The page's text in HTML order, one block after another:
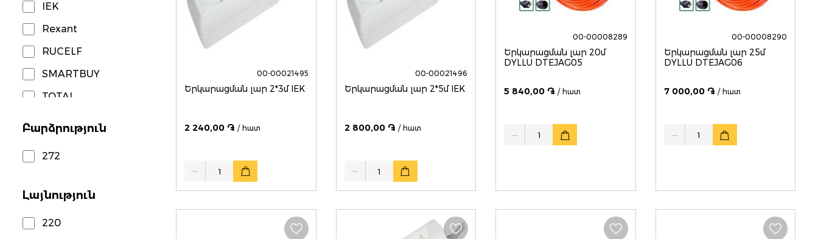
IEK
Rexant
RUCELF
SMARTBUY
TOTAL
Բարձրություն
272
Լայնություն
220
00-00021495
Երկարացման լար 2*3մ IEK
2 240,00 ֏ / հատ
00-00021496
Երկարացման լար 2*5մ IEK
2 800,00 ֏ / հատ
00-00008289
Երկարացման լար 20մ
DYLLU DTEJAG05
5 840,00 ֏ / հատ
00-00008290
Երկարացման լար 25մ
DYLLU DTEJAG06
7 000,00 ֏ / հատ